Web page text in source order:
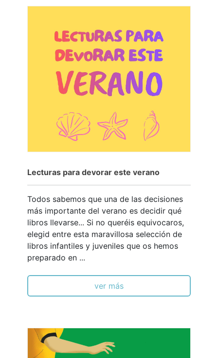
Lecturas para devorar este verano
Todos sabemos que una de las decisiones
más importante del verano es decidir qué
libros llevarse... Si no queréis equivocaros,
elegid entre esta maravillosa selección de
libros infantiles y juveniles que os hemos
preparado en ...
ver más